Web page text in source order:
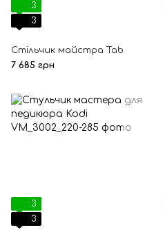
3
3
Стільчик майстра Tab
7 685 грн
3
3